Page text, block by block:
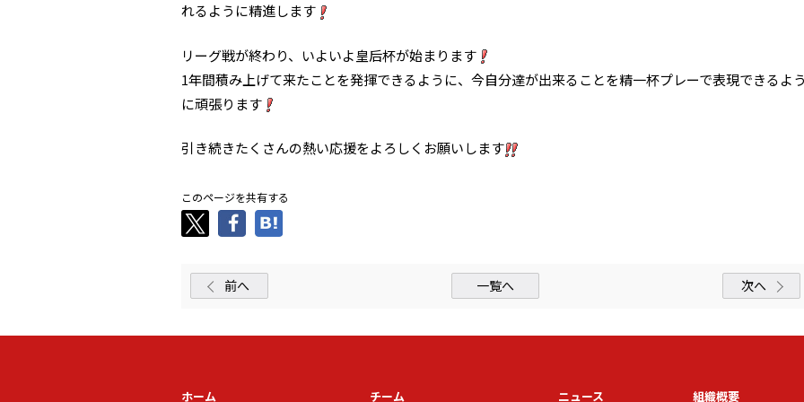
れるように精進します
リーグ戦が終わり、いよいよ皇后杯が始まります
1年間積み上げて来たことを発揮できるように、今自分達が出来ることを精一杯プレーで表現できるよ
に頑張ります
引き続きたくさんの熱い応援をよろしくお願いします
このページを共有する
前へ 一覧へ 次へ
ホーム チーム ニュース 組織概要